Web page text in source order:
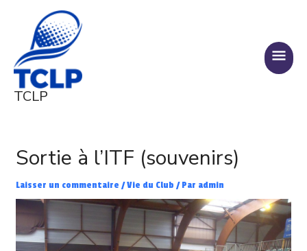
contenu
TCLP
Sortie à l’ITF (souvenirs)
Laisser un commentaire /Vie du Club / Par admin
articles